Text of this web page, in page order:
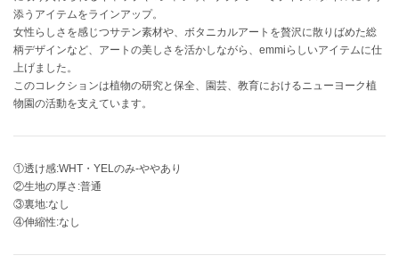
emmi yoga
エミヨガ
ETRÉ TOKYO
エトレトウキョウ
FILA
フィラ
添うアイテムをラインアップ。
女性らしさを感じつサテン素材や、ボタニカルアートを贅沢に散りばめた総
柄デザインなど、アートの美しさを活かしながら、emmiらしいアイテムに仕
上げました。
このコレクションは植物の研究と保全、園芸、教育におけるニューヨーク植
物園の活動を支えています。
①透け感:WHT・YELのみ-ややあり
②生地の厚さ:普通
③裏地:なし
④伸縮性:なし